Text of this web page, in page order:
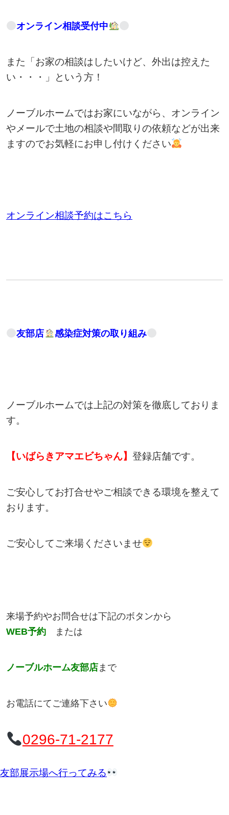
オンライン相談受付中
また「お家の相談はしたいけど、外出は控えた
い・・・」という方！
ノーブルホームではお家にいながら、オンライン
やメールで土地の相談や間取りの依頼などが出来
ますのでお気軽にお申し付けください
オンライン相談予約はこちら
友部店 感染症対策の取り組み
ノーブルホームでは上記の対策を徹底しておりま
す。
【いばらきアマエビちゃん】 登録店舗です。
ご安心してお打合せやご相談できる環境を整えて
おります。
ご安心してご来場くださいませ
来場予約やお問合せは下記のボタンから
WEB予約または
ノーブルホーム友部店まで
お電話にてご連絡下さい
0296-71-2177
友部展示場へ行ってみる